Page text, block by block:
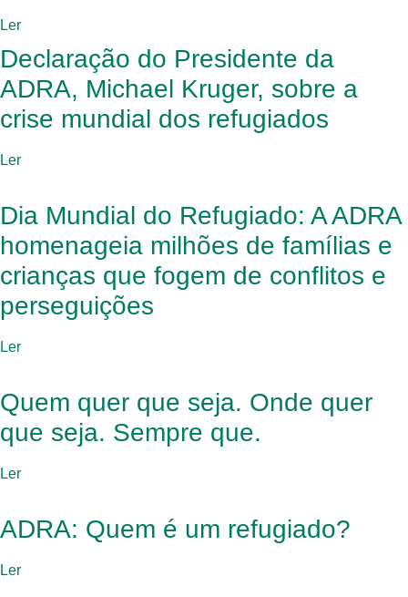
Ler
Declaração do Presidente da
ADRA, Michael Kruger, sobre a
crise mundial dos refugiados
Ler
Dia Mundial do Refugiado: A ADRA
homenageia milhões de famílias e
crianças que fogem de conflitos e
perseguições
Ler
Quem quer que seja. Onde quer
que seja. Sempre que.
Ler
ADRA: Quem é um refugiado?
Ler